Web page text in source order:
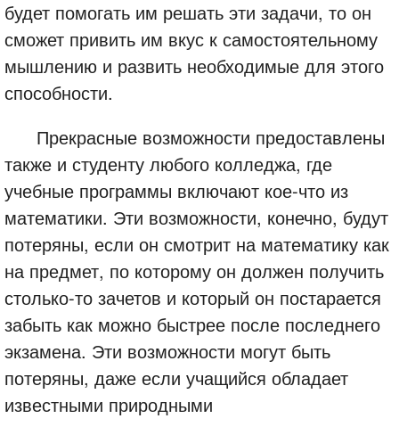
будет помогать им решать эти задачи, то он
сможет привить им вкус к самостоятельному
мышлению и развить необходимые для этого
способности.
Прекрасные возможности предоставлены
также и студенту любого колледжа, где
учебные программы включают кое-что из
математики. Эти возможности, конечно, будут
потеряны, если он смотрит на математику как
на предмет, по которому он должен получить
столько-то зачетов и который он постарается
забыть как можно быстрее после последнего
экзамена. Эти возможности могут быть
потеряны, даже если учащийся обладает
известными природными